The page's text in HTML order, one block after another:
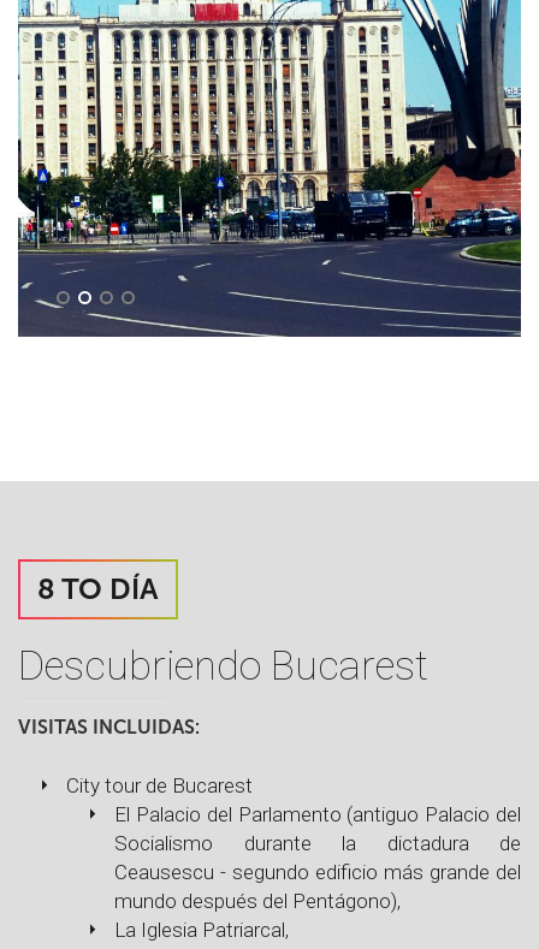
8 TO DÍA
Descubriendo Bucarest
VISITAS INCLUIDAS:
City tour de Bucarest
El Palacio del Parlamento (antiguo Palacio del
Socialismo durante la dictadura de
Ceausescu - segundo edificio más grande del
mundo después del Pentágono),
La Iglesia Patriarcal,